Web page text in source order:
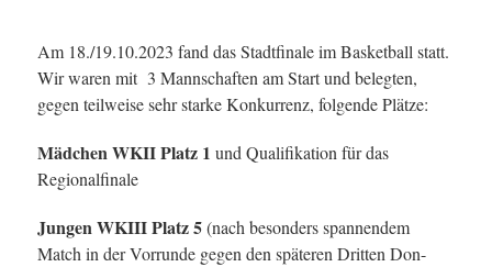
Am 18./19.10.2023 fand das Stadtfinale im Basketball statt.
Wir waren mit 3 Mannschaften am Start und belegten,
gegen teilweise sehr starke Konkurrenz, folgende Plätze:
Mädchen WKII Platz 1 und Qualifikation für das
Regionalfinale
Jungen WKIII Platz 5(nach besonders spannendem
Match in der Vorrunde gegen den späteren Dritten Don-